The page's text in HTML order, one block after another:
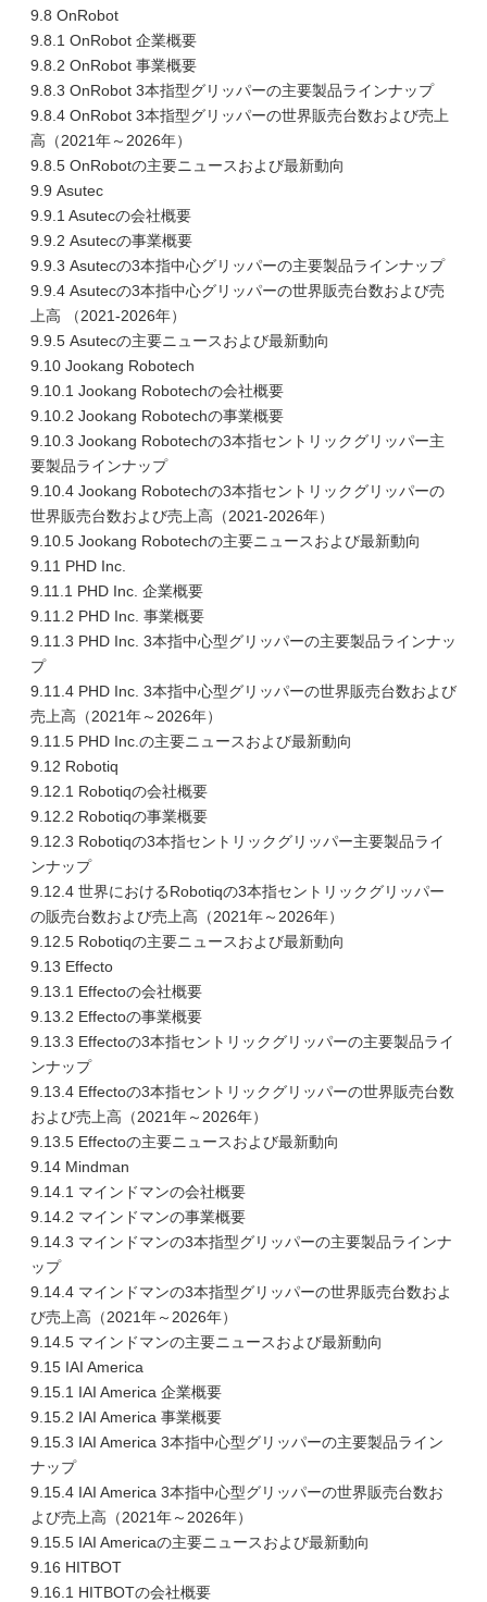
9.8 OnRobot
9.8.1 OnRobot 企業概要
9.8.2 OnRobot 事業概要
9.8.3 OnRobot 3本指型グリッパーの主要製品ラインナップ
9.8.4 OnRobot 3本指型グリッパーの世界販売台数および売上
高（2021年～2026年）
9.8.5 OnRobotの主要ニュースおよび最新動向
9.9 Asutec
9.9.1 Asutecの会社概要
9.9.2 Asutecの事業概要
9.9.3 Asutecの3本指中心グリッパーの主要製品ラインナップ
9.9.4 Asutecの3本指中心グリッパーの世界販売台数および売
上高 （2021-2026年）
9.9.5 Asutecの主要ニュースおよび最新動向
9.10 Jookang Robotech
9.10.1 Jookang Robotechの会社概要
9.10.2 Jookang Robotechの事業概要
9.10.3 Jookang Robotechの3本指セントリックグリッパー主
要製品ラインナップ
9.10.4 Jookang Robotechの3本指セントリックグリッパーの
世界販売台数および売上高（2021-2026年）
9.10.5 Jookang Robotechの主要ニュースおよび最新動向
9.11 PHD Inc.
9.11.1 PHD Inc. 企業概要
9.11.2 PHD Inc. 事業概要
9.11.3 PHD Inc. 3本指中心型グリッパーの主要製品ラインナッ
プ
9.11.4 PHD Inc. 3本指中心型グリッパーの世界販売台数および
売上高（2021年～2026年）
9.11.5 PHD Inc.の主要ニュースおよび最新動向
9.12 Robotiq
9.12.1 Robotiqの会社概要
9.12.2 Robotiqの事業概要
9.12.3 Robotiqの3本指セントリックグリッパー主要製品ライ
ンナップ
9.12.4 世界におけるRobotiqの3本指セントリックグリッパー
の販売台数および売上高（2021年～2026年）
9.12.5 Robotiqの主要ニュースおよび最新動向
9.13 Effecto
9.13.1 Effectoの会社概要
9.13.2 Effectoの事業概要
9.13.3 Effectoの3本指セントリックグリッパーの主要製品ライ
ンナップ
9.13.4 Effectoの3本指セントリックグリッパーの世界販売台数
および売上高（2021年～2026年）
9.13.5 Effectoの主要ニュースおよび最新動向
9.14 Mindman
9.14.1 マインドマンの会社概要
9.14.2 マインドマンの事業概要
9.14.3 マインドマンの3本指型グリッパーの主要製品ラインナ
ップ
9.14.4 マインドマンの3本指型グリッパーの世界販売台数およ
び売上高（2021年～2026年）
9.14.5 マインドマンの主要ニュースおよび最新動向
9.15 IAI America
9.15.1 IAI America 企業概要
9.15.2 IAI America 事業概要
9.15.3 IAI America 3本指中心型グリッパーの主要製品ライン
ナップ
9.15.4 IAI America 3本指中心型グリッパーの世界販売台数お
よび売上高（2021年～2026年）
9.15.5 IAI Americaの主要ニュースおよび最新動向
9.16 HITBOT
9.16.1 HITBOTの会社概要